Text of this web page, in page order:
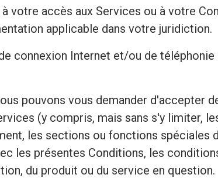
votre accès aux Services ou à votre
applicable dans votre juridiction.
connexion Internet et/ou de
pouvons vous demander d'accepter
(y compris, mais sans s'y limiter,
les sections ou fonctions spéciales
les présentes Conditions, les
du produit ou du service en question.